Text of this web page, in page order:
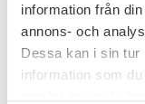
information från
annons- och
Dessa kan i sin tur
information som